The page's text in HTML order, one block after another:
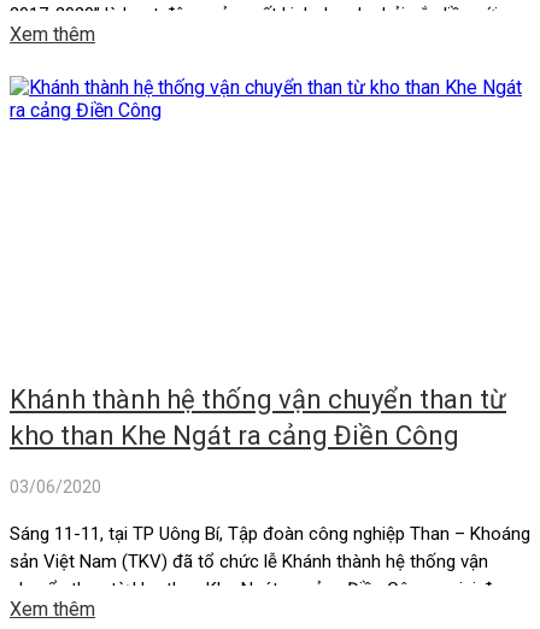
2017-2020” là hoạt động sản xuất kinh doanh phải gắn liền với
công tác bảo vệ môi trường. Vì vậy, trong những năm qua, TKV đã
Xem thêm
Khánh thành hệ thống vận chuyển than từ
kho than Khe Ngát ra cảng Điền Công
03/06/2020
Sáng 11-11, tại TP Uông Bí, Tập đoàn công nghiệp Than – Khoáng
sản Việt Nam (TKV) đã tổ chức lễ Khánh thành hệ thống vận
chuyển than từ kho than Khe Ngát ra cảng Điền Công – giai đoạn
1. Tới dự có các đồng chí: Vũ Văn Diện, Phó Chủ tịch UBND tỉnh;
Xem thêm